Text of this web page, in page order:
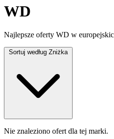
WD
Najlepsze oferty WD w
Sortuj według Zniżka
Nie znaleziono ofert dla tej marki.